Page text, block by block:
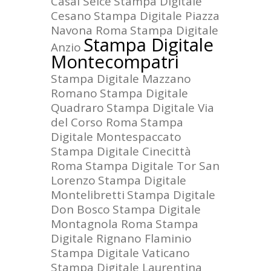
Cesano Stampa Digitale Piazza
Navona Roma Stampa Digitale
Anzio Stampa Digitale
Montecompatri
Stampa Digitale Mazzano
Romano Stampa Digitale
Quadraro Stampa Digitale Via
del Corso Roma Stampa
Digitale Montespaccato
Stampa Digitale Cinecittà
Roma Stampa Digitale Tor San
Lorenzo Stampa Digitale
Montelibretti Stampa Digitale
Don Bosco Stampa Digitale
Montagnola Roma Stampa
Digitale Rignano Flaminio
Stampa Digitale Vaticano
Stampa Digitale Laurentina